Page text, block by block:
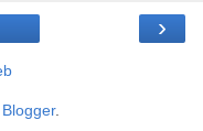
›
Blogger.